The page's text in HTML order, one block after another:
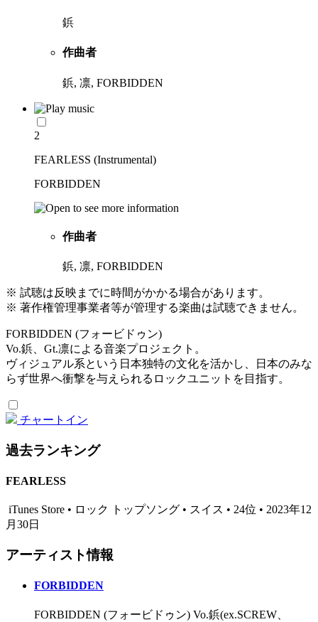
鋲
作曲者
鋲, 凛, FORBIDDEN
2
FEARLESS (Instrumental)
FORBIDDEN
作曲者
鋲, 凛, FORBIDDEN
※ 試聴は反映までに時間がかかる場合があります。
※ 著作権管理事業者等が管理する楽曲は試聴できません。
FORBIDDEN (フォービドゥン)
Vo.鋲、Gt.凛による音楽プロジェクト。
ヴィジュアル系という日本独特の文化を活かし、日本のみな
らず世界へ衝撃を与えられるロックユニットを目指す。
チャートイン
過去ランキング
FEARLESS
iTunes Store • ロック トップソング • スイス • 24位 • 2023年12
月30日
アーティスト情報
FORBIDDEN
FORBIDDEN (フォービドゥン) Vo.鋲(ex.SCREW、